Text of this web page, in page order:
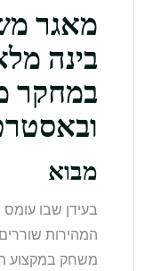
בינה
במחקר
מבוא
בעידן שבו
משחק במקצוע